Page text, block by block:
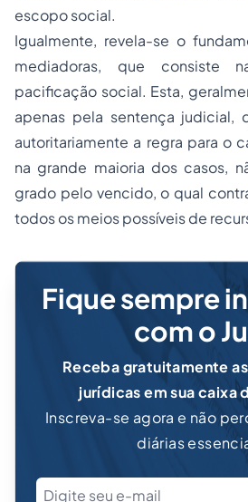
escopo social.
Igualmente, revela-se o
mediadoras, que consiste
pacificação social. Esta,
apenas pela sentença judicial,
autoritariamente a regra para o
na grande maioria dos casos,
grado pelo vencido, o qual
todos os meios possíveis de
Fique sempre
com o
Receba gratuitamente
jurídicas em sua caixa
Inscreva-se agora e não
diárias